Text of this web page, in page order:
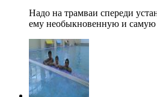
Надо на трамваи спереди
ему необыкновенную и